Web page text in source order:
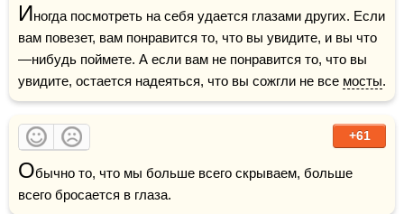
Иногда посмотреть на себя удается глазами других. Если
вам повезет, вам понравится то, что вы увидите, и вы что
—нибудь поймете. А если вам не понравится то, что вы
увидите, остается надеяться, что вы сожгли не все мосты.
+61
Обычно то, что мы больше всего скрываем, больше
всего бросается в глаза.